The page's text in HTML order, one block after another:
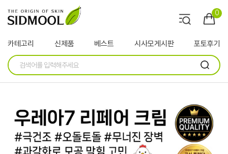
0
카테고리 신제품 베스트 시사모게시판 포토후기